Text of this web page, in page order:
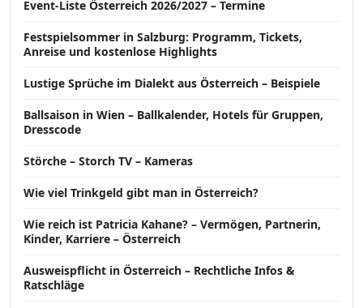
Event-Liste Österreich 2026/2027 – Termine
Festspielsommer in Salzburg: Programm, Tickets,
Anreise und kostenlose Highlights
Lustige Sprüche im Dialekt aus Österreich – Beispiele
Ballsaison in Wien – Ballkalender, Hotels für Gruppen,
Dresscode
Störche – Storch TV – Kameras
Wie viel Trinkgeld gibt man in Österreich?
Wie reich ist Patricia Kahane? – Vermögen, Partnerin,
Kinder, Karriere – Österreich
Ausweispflicht in Österreich – Rechtliche Infos &
Ratschläge